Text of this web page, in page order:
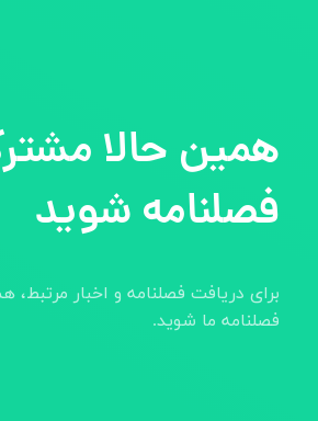
همین حالا
فصلنامه شوید
برای دریافت فصلنامه و اخبار
فصلنامه ما شوید.